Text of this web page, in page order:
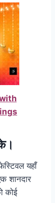
यहाँ
शानदार
कोई